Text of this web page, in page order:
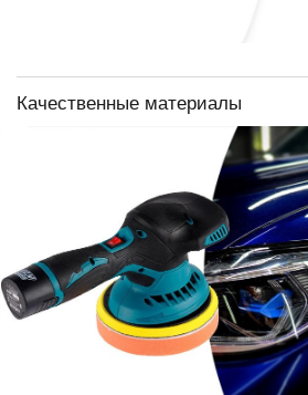
Качественные материалы